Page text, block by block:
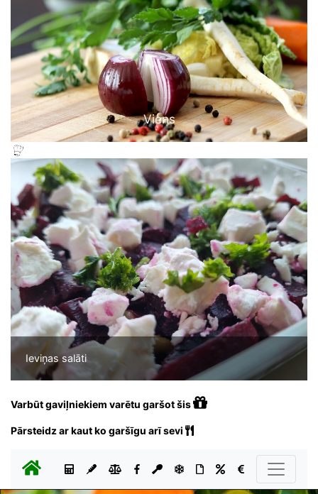
Viens
Ieviņas salāti
Varbūt gaviļniekiem varētu garšot šis
Pārsteidz ar kaut ko garšīgu arī sevi